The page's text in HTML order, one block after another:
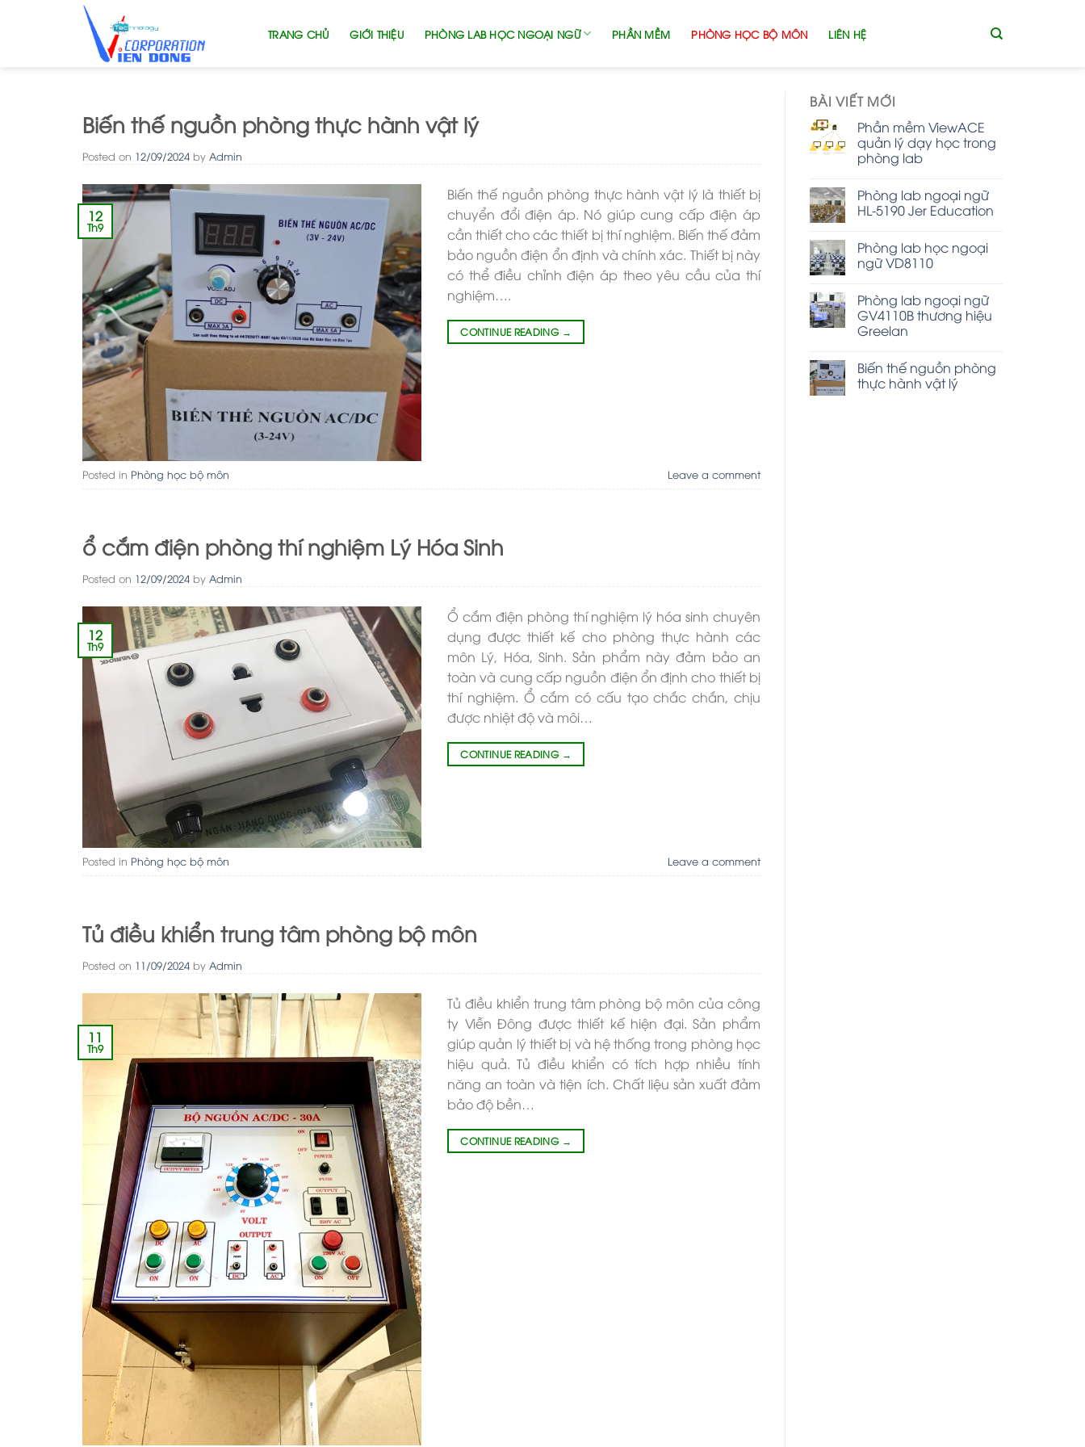
TRANG CHỦ GIỚI THIỆU PHÒNG LAB HỌC NGOẠI NGỮ PHẦN MỀM PHÒNG HỌC BỘ MÔN LIÊN HỆ
Biến thế nguồn phòng thực hành vật lý
Posted on 12/09/2024 by Admin
12
Th9
Biến thế nguồn phòng thực hành vật lý là thiết bị
chuyển đổi điện áp. Nó giúp cung cấp điện áp
cần thiết cho các thiết bị thí nghiệm. Biến thế đảm
bảo nguồn điện ổn định và chính xác. Thiết bị này
có thể điều chỉnh điện áp theo yêu cầu của thí
nghiệm….
CONTINUE READING →
Posted in Phòng học bộ môn Leave a comment
ổ cắm điện phòng thí nghiệm Lý Hóa Sinh
Posted on 12/09/2024 by Admin
12
Th9
Ổ cắm điện phòng thí nghiệm lý hóa sinh chuyên
dụng được thiết kế cho phòng thực hành các
môn Lý, Hóa, Sinh. Sản phẩm này đảm bảo an
toàn và cung cấp nguồn điện ổn định cho thiết bị
thí nghiệm. Ổ cắm có cấu tạo chắc chắn, chịu
được nhiệt độ và môi…
CONTINUE READING →
Posted in Phòng học bộ môn Leave a comment
Tủ điều khiển trung tâm phòng bộ môn
Posted on 11/09/2024 by Admin
11
Th9
Tủ điều khiển trung tâm phòng bộ môn của công
ty Viễn Đông được thiết kế hiện đại. Sản phẩm
giúp quản lý thiết bị và hệ thống trong phòng học
hiệu quả. Tủ điều khiển có tích hợp nhiều tính
năng an toàn và tiện ích. Chất liệu sản xuất đảm
bảo độ bền…
CONTINUE READING →
BÀI VIẾT MỚI
Phần mềm ViewACE
quản lý dạy học trong
phòng lab
Phòng lab ngoại ngữ
HL-5190 Jer Education
Phòng lab học ngoại
ngữ VD8110
Phòng lab ngoại ngữ
GV4110B thương hiệu
Greelan
Biến thế nguồn phòng
thực hành vật lý